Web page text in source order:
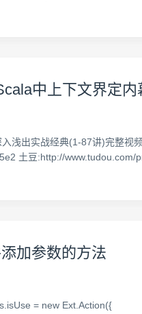
中上下文界定
浅出实战经典(1-87讲)完整
土豆:http://
加参数的方法
法: this.isUse = new